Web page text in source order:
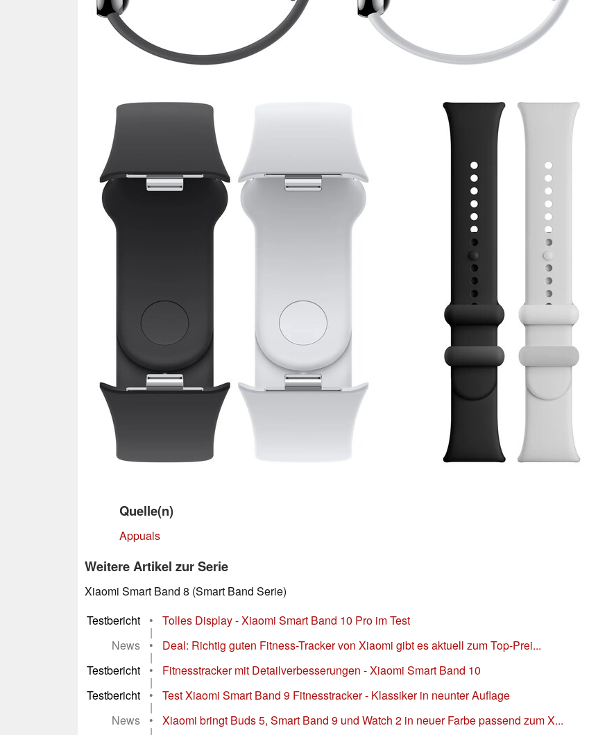
Quelle(n)
Appuals
Weitere Artikel zur Serie
Xiaomi Smart Band 8 (Smart Band Serie)
Testbericht
• Tolles Display - Xiaomi Smart Band 10 Pro im Test
|
News
• Deal: Richtig guten Fitness-Tracker von Xiaomi gibt es aktuell zum Top-Prei...
|
Testbericht
• Fitnesstracker mit Detailverbesserungen - Xiaomi Smart Band 10
|
Testbericht
• Test Xiaomi Smart Band 9 Fitnesstracker - Klassiker in neunter Auflage
|
News
• Xiaomi bringt Buds 5, Smart Band 9 und Watch 2 in neuer Farbe passend zum X...